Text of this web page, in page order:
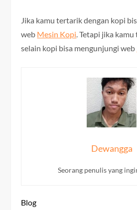
Jika kamu tertarik dengan kopi
web Mesin Kopi. Tetapi jika
selain kopi bisa mengunjungi web
Dewangga
Seorang penulis yang
Blog